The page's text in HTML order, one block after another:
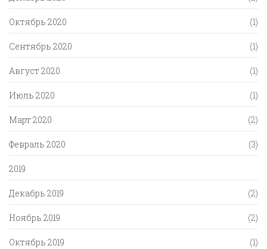
Октябрь 2020 (1)
Сентябрь 2020 (1)
Август 2020 (1)
Июль 2020 (1)
Март 2020 (2)
Февраль 2020 (3)
2019
Декабрь 2019 (2)
Ноябрь 2019 (2)
Октябрь 2019 (1)